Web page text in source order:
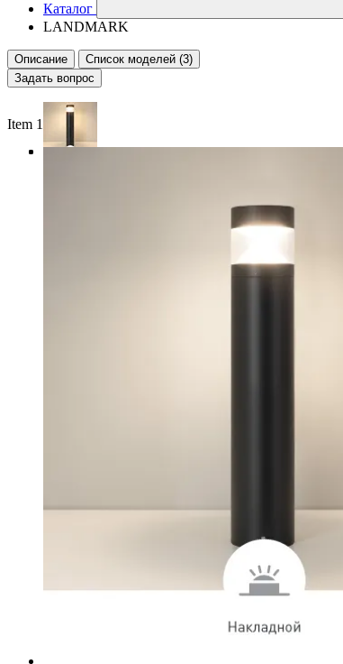
Каталог
LANDMARK
Описание
Список моделей (3)
Задать вопрос
Item 1 of 3